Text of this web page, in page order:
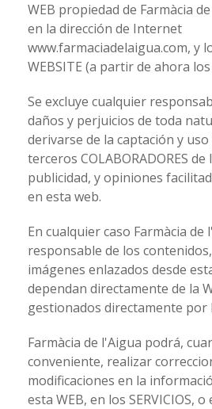
WEB propiedad de Farmàcia
en la dirección de Internet
www.farmaciadelaigua.com, y
WEBSITE (a partir de ahora
Se excluye cualquier
daños y perjuicios de toda
derivarse de la captación y
terceros COLABORADORES
publicidad, y opiniones
en esta web.
En cualquier caso Farmàcia de
responsable de los
imágenes enlazados desde
dependan directamente de la
gestionados directamente por
Farmàcia de l'Aigua podrá,
conveniente, realizar
modificaciones en la
esta WEB, en los SERVICIOS, o